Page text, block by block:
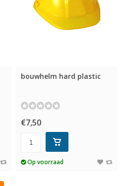
bouwhelm hard plastic
€7,50
Op voorraad